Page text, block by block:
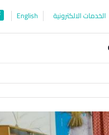
الخدمات الالكترونية English